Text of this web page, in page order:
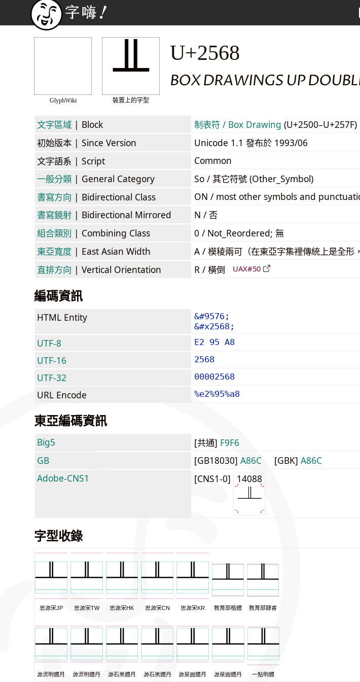
GlyphWiki
╨
裝置上的字型
U+2568
BOX DRAWINGS UP
文字區域 | Block 制表符 / Box Drawing (U+2500–U+257F)
初始版本 | Since Version
Unicode 1.1 發布於 1993/06
文字語系 | Script
Common
一般分類 | General Category
So / 其它符號 (Other_Symbol)
書寫方向 | Bidirectional Class
ON / most other symbols and
書寫鏡射 | Bidirectional Mirrored
N / 否
組合類別 | Combining Class
0 / Not_Reordered; 無
東亞寬度 | East Asian Width A / 模稜兩可（在東亞字集裡傳統上是全形
直排方向 | Vertical Orientation R / 橫倒 UAX#50
編碼資訊
HTML Entity
&#9576;
&#x2568;
UTF-8 E2 95 A8
UTF-16 2568
UTF-32 00002568
URL Encode %e2%95%a8
東亞編碼資訊
Big5 [共通] F9F6
GB
[GB18030] A86C [GBK] A86C
Adobe-CNS1
[CNS1-0] 14088
字型收錄
思源宋JP 思源宋TW 思源宋HK 思源宋CN 思源宋KR 教育部楷體 教育部隸書
源流明體月 源流明體丹 源石黑體月 源石黑體丹 源泉圓體月 源泉圓體丹 一點明體